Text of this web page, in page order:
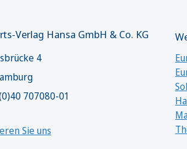
Verlag Hansa GmbH & Co. KG
4
707080-01
Sie uns